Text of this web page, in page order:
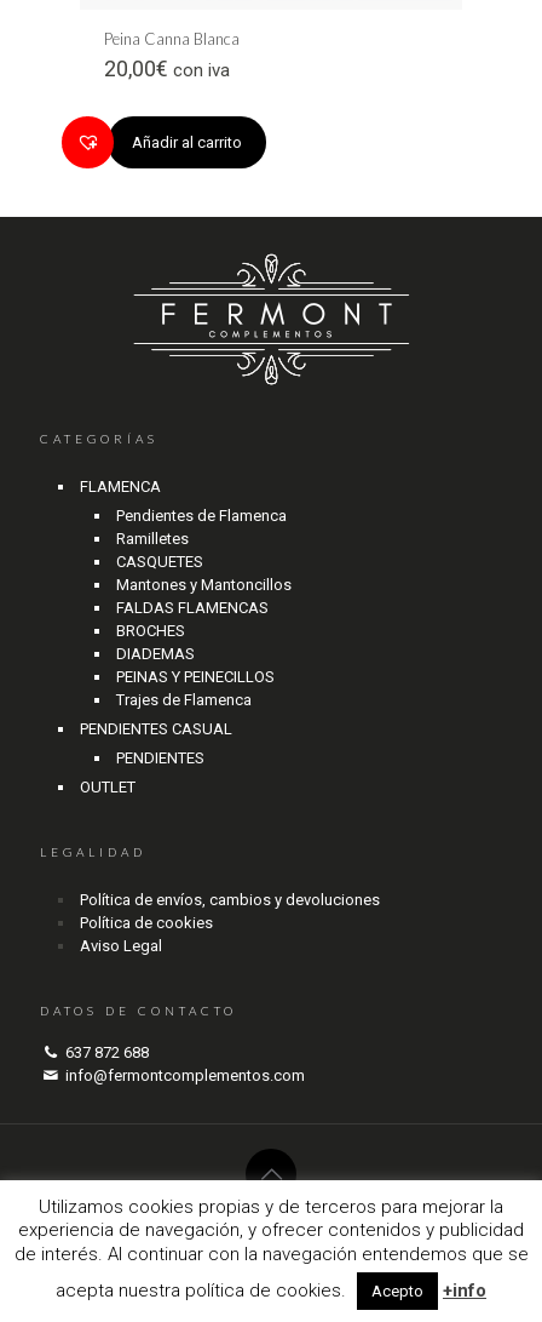
Peina Canna Blanca
20,00€ con iva
Añadir al carrito
CATEGORÍAS
FLAMENCA
Pendientes de Flamenca
Ramilletes
CASQUETES
Mantones y Mantoncillos
FALDAS FLAMENCAS
BROCHES
DIADEMAS
PEINAS Y PEINECILLOS
Trajes de Flamenca
PENDIENTES CASUAL
PENDIENTES
OUTLET
LEGALIDAD
Política de envíos, cambios y devoluciones
Política de cookies
Aviso Legal
DATOS DE CONTACTO
637 872 688
info@fermontcomplementos.com
© 2017 Fermont Complementos. Todos los derechos reservados.
agencianodo.com
Utilizamos cookies propias y de terceros para mejorar la
experiencia de navegación, y ofrecer contenidos y publicidad
de interés. Al continuar con la navegación entendemos que se
acepta nuestra política de cookies.
Acepto +info